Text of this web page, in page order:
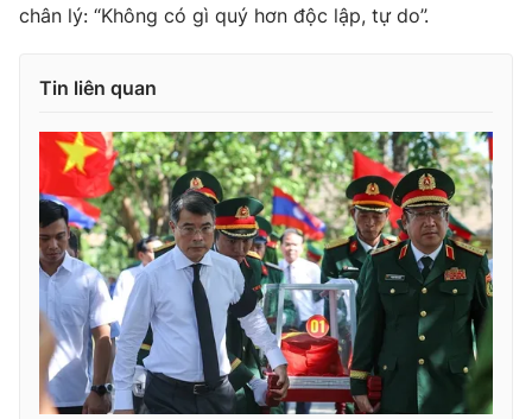
chân lý: “Không có gì quý hơn độc lập, tự do”.
Tin liên quan